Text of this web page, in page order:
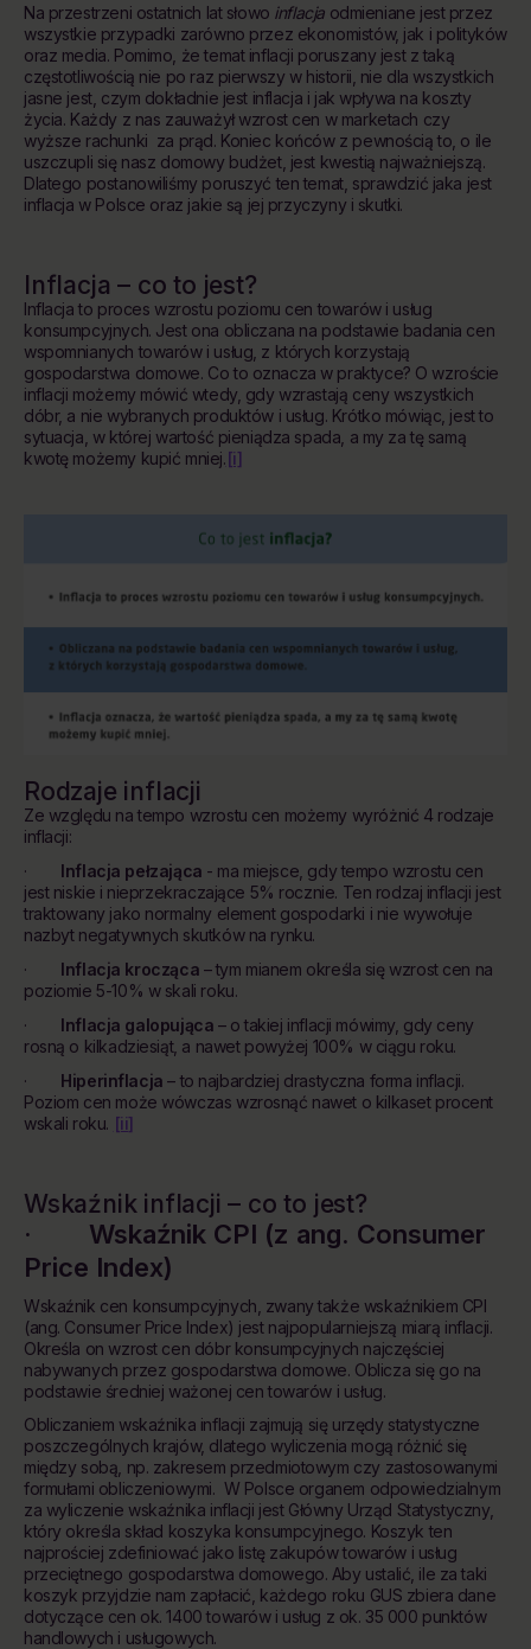
Na przestrzeni ostatnich lat słowo inflacja odmieniane jest przez
wszystkie przypadki zarówno przez ekonomistów, jak i polityków
oraz media. Pomimo, że temat inflacji poruszany jest z taką
częstotliwością nie po raz pierwszy w historii, nie dla wszystkich
jasne jest, czym dokładnie jest inflacja i jak wpływa na koszty
życia. Każdy z nas zauważył wzrost cen w marketach czy
wyższe rachunki za prąd. Koniec końców z pewnością to, o ile
uszczupli się nasz domowy budżet, jest kwestią najważniejszą.
Dlatego postanowiliśmy poruszyć ten temat, sprawdzić jaka jest
inflacja w Polsce oraz jakie są jej przyczyny i skutki.
Inflacja – co to jest?
Inflacja to proces wzrostu poziomu cen towarów i usług
konsumpcyjnych. Jest ona obliczana na podstawie badania cen
wspomnianych towarów i usług, z których korzystają
gospodarstwa domowe. Co to oznacza w praktyce? O wzroście
inflacji możemy mówić wtedy, gdy wzrastają ceny wszystkich
dóbr, a nie wybranych produktów i usług. Krótko mówiąc, jest to
sytuacja, w której wartość pieniądza spada, a my za tę samą
kwotę możemy kupić mniej.[i]
Rodzaje inflacji
Ze względu na tempo wzrostu cen możemy wyróżnić 4 rodzaje
inflacji:
· Inflacja pełzająca - ma miejsce, gdy tempo wzrostu cen
jest niskie i nieprzekraczające 5% rocznie. Ten rodzaj inflacji jest
traktowany jako normalny element gospodarki i nie wywołuje
nazbyt negatywnych skutków na rynku.
· Inflacja krocząca – tym mianem określa się wzrost cen na
poziomie 5-10% w skali roku.
· Inflacja galopująca – o takiej inflacji mówimy, gdy ceny
rosną o kilkadziesiąt, a nawet powyżej 100% w ciągu roku.
· Hiperinflacja – to najbardziej drastyczna forma inflacji.
Poziom cen może wówczas wzrosnąć nawet o kilkaset procent
wskali roku. [ii]
Wskaźnik inflacji – co to jest?
· Wskaźnik CPI (z ang. Consumer
Price Index)
Wskaźnik cen konsumpcyjnych, zwany także wskaźnikiem CPI
(ang. Consumer Price Index) jest najpopularniejszą miarą inflacji.
Określa on wzrost cen dóbr konsumpcyjnych najczęściej
nabywanych przez gospodarstwa domowe. Oblicza się go na
podstawie średniej ważonej cen towarów i usług.
Obliczaniem wskaźnika inflacji zajmują się urzędy statystyczne
poszczególnych krajów, dlatego wyliczenia mogą różnić się
między sobą, np. zakresem przedmiotowym czy zastosowanymi
formułami obliczeniowymi. W Polsce organem odpowiedzialnym
za wyliczenie wskaźnika inflacji jest Główny Urząd Statystyczny,
który określa skład koszyka konsumpcyjnego. Koszyk ten
najprościej zdefiniować jako listę zakupów towarów i usług
przeciętnego gospodarstwa domowego. Aby ustalić, ile za taki
koszyk przyjdzie nam zapłacić, każdego roku GUS zbiera dane
dotyczące cen ok. 1400 towarów i usług z ok. 35 000 punktów
handlowych i usługowych.